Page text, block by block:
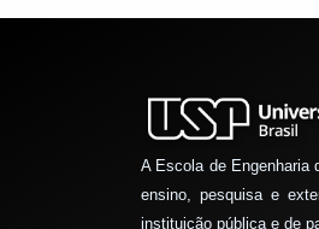
A Escola de Engenharia
ensino, pesquisa e
instituição pública e de